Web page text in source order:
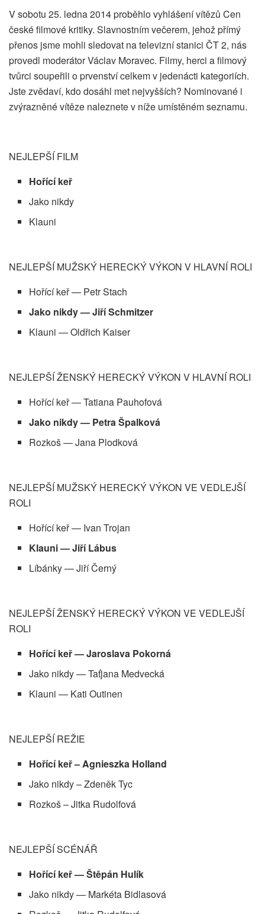
V sobotu 25. ledna 2014 proběhlo vyhlášení vítězů Cen
české filmové kritiky. Slavnostním večerem, jehož přímý
přenos jsme mohli sledovat na televizní stanici ČT 2, nás
provedl moderátor Václav Moravec. Filmy, herci a filmový
tvůrci soupeřili o prvenství celkem v jedenácti kategoriích.
Jste zvědaví, kdo dosáhl met nejvyšších? Nominované i
zvýrazněné vítěze naleznete v níže umístěném seznamu.
NEJLEPŠÍ FILM
Hořící keř
Jako nikdy
Klauni
NEJLEPŠÍ MUŽSKÝ HERECKÝ VÝKON V HLAVNÍ ROLI
Hořící keř — Petr Stach
Jako nikdy — Jiří Schmitzer
Klauni — Oldřich Kaiser
NEJLEPŠÍ ŽENSKÝ HERECKÝ VÝKON V HLAVNÍ ROLI
Hořící keř — Tatiana Pauhofová
Jako nikdy — Petra Špalková
Rozkoš — Jana Plodková
NEJLEPŠÍ MUŽSKÝ HERECKÝ VÝKON VE VEDLEJŠÍ
ROLI
Hořící keř — Ivan Trojan
Klauni — Jiří Lábus
Líbánky — Jiří Černý
NEJLEPŠÍ ŽENSKÝ HERECKÝ VÝKON VE VEDLEJŠÍ
ROLI
Hořící keř — Jaroslava Pokorná
Jako nikdy — Taťjana Medvecká
Klauni — Kati Outinen
NEJLEPŠÍ REŽIE
Hořící keř – Agnieszka Holland
Jako nikdy – Zdeněk Tyc
Rozkoš – Jitka Rudolfová
NEJLEPŠÍ SCÉNÁŘ
Hořící keř — Štěpán Hulík
Jako nikdy — Markéta Bidlasová